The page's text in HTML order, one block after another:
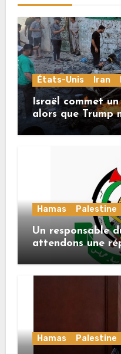
États-Unis Iran
Israël commet
alors que Trump
«décapitation»
Hamas Palestine
Un responsable
attendons une
Mladenov
route de la
Hamas Palestine